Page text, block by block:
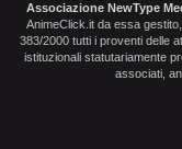
Associazione NewType
AnimeClick.it da essa
383/2000 tutti i proventi delle
istituzionali statutariamente
associati,